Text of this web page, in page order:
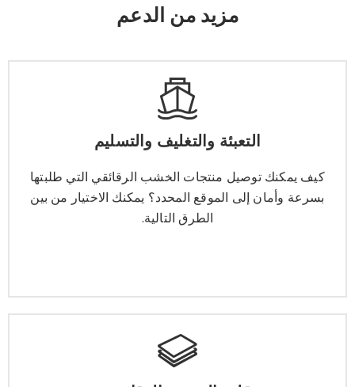
مزيد من الدعم
التعبئة والتغليف والتسليم
كيف يمكنك توصيل منتجات الخشب الرقائقي التي طلبتها
بسرعة وأمان إلى الموقع المحدد؟ يمكنك الاختيار من بين
الطرق التالية.
التعبئة والتغليف والتسليم
كيف يمكنك توصيل منتجات الخشب الرقائقي التي طلبتها
الطرق التالية.